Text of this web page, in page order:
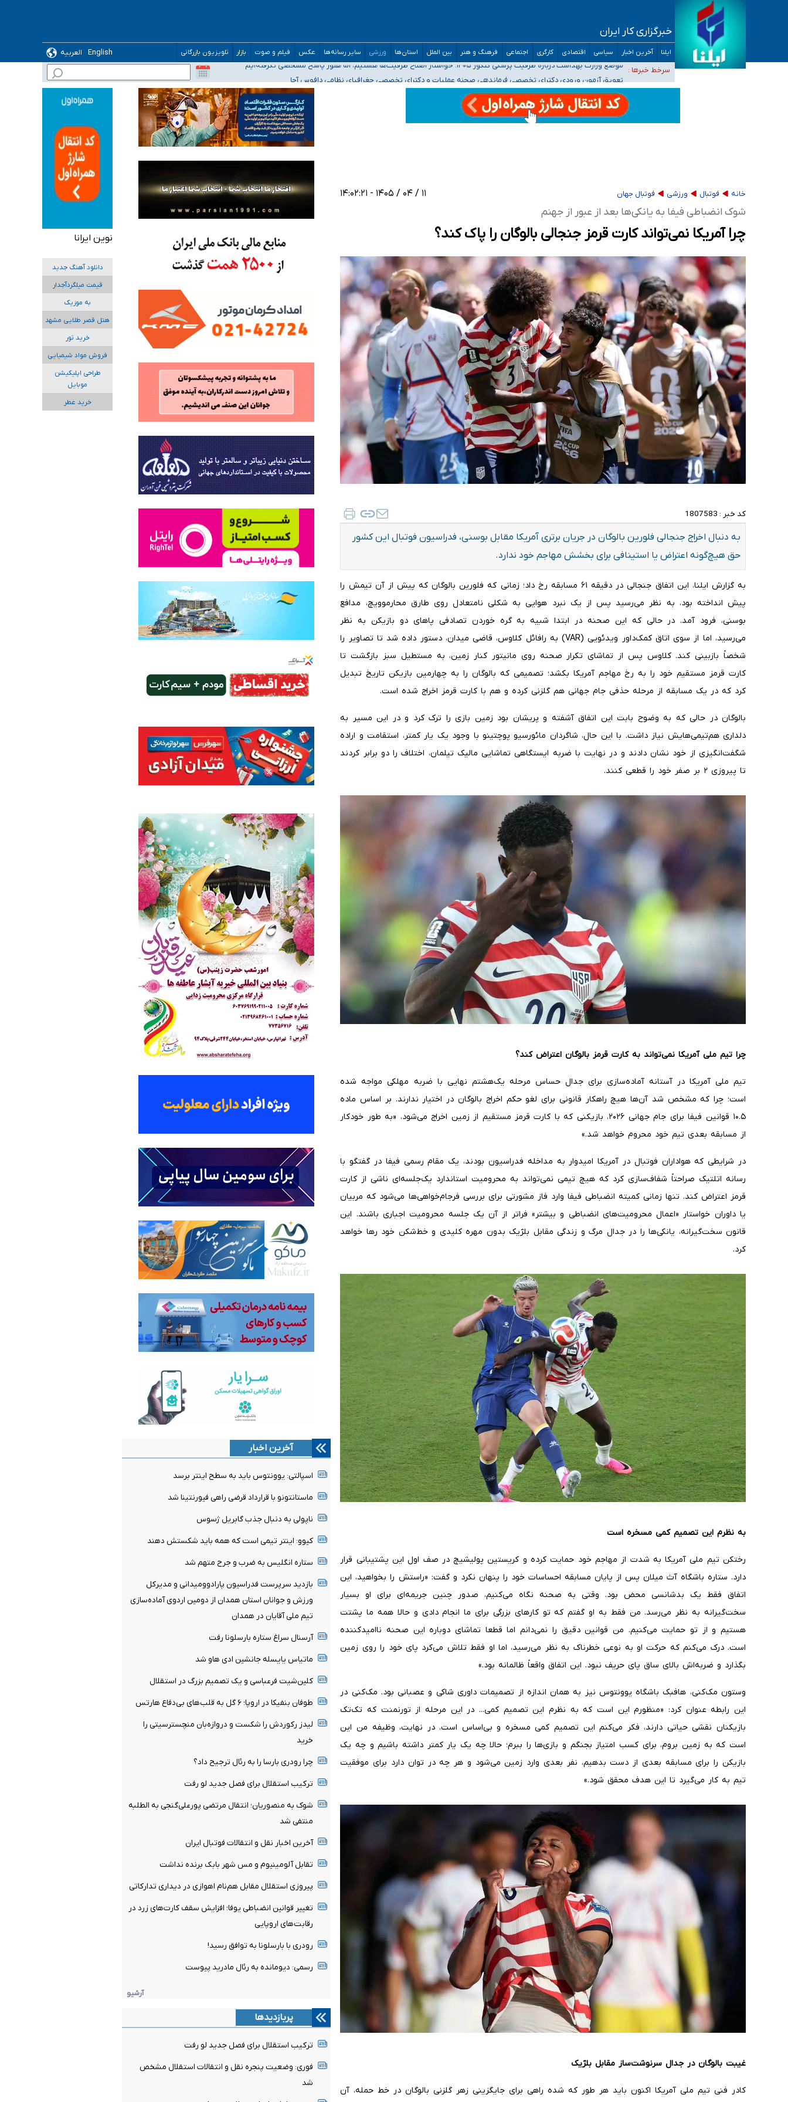
خبرگزاری کار ایران
ایلنا آخرین اخبار سیاسی اقتصادی کارگری اجتماعی فرهنگ و هنر بین الملل استان‌ها ورزشی سایر رسانه‌ها عکس فیلم و صوت بازار تلویزیون بازرگانی English
العربیه
سرخط خبرها :
۴۰ تا ۵۰ روز گرمای نسبی در پیش داریم/ دمای تهران به ۳۸ درجه می‌رسد
موضع وزارت بهداشت درباره ظرفیت پزشکی کنکور ۱۴۰۵: خواستار اصلاح ظرفیت‌ها هستیم، اما هنوز پاسخ مشخصی نگرفته‌ایم
تعویق آزمون ورودی دکترای تخصصی فرماندهی صحنه عملیات و دکترای تخصصی جغرافیای نظامی دافوس آجا
خبرنگاران راویان حقیقت با دغدغه نان، مسکن و بیمه
آخرین وضعیت شیوع عفونت‌های تنفسی در کشور/ خوزستان و کرمان بالاتر از آستانه هشدار
خانه فوتبال ورزشی فوتبال جهان ۱۱ / ۰۴ / ۱۴۰۵ - ۱۴:۰۲:۲۱
شوک انضباطی فیفا به یانکی‌ها بعد از عبور از جهنم
چرا آمریکا نمی‌تواند کارت قرمز جنجالی بالوگان را پاک کند؟
کد خبر : 1807583
به دنبال اخراج جنجالی فلورین بالوگان در جریان برتری آمریکا مقابل بوسنی، فدراسیون فوتبال این کشور
حق هیچ‌گونه اعتراض یا استینافی برای بخشش مهاجم خود ندارد.
به گزارش ایلنا، این اتفاق جنجالی در دقیقه ۶۱ مسابقه رخ داد؛ زمانی که فلورین بالوگان که پیش از آن تیمش را
پیش انداخته بود، به نظر می‌رسید پس از یک نبرد هوایی به شکلی نامتعادل روی طارق محارموویچ، مدافع
بوسنی، فرود آمد. در حالی که این صحنه در ابتدا شبیه به گره خوردن تصادفی پاهای دو بازیکن به نظر
می‌رسید، اما از سوی اتاق کمک‌داور ویدئویی (VAR) به رافائل کلاوس، قاضی میدان، دستور داده شد تا تصاویر را
شخصاً بازبینی کند. کلاوس پس از تماشای تکرار صحنه روی مانیتور کنار زمین، به مستطیل سبز بازگشت تا
کارت قرمز مستقیم خود را به رخ مهاجم آمریکا بکشد؛ تصمیمی که بالوگان را به چهارمین بازیکن تاریخ تبدیل
کرد که در یک مسابقه از مرحله حذفی جام جهانی هم گلزنی کرده و هم با کارت قرمز اخراج شده است.
بالوگان در حالی که به وضوح بابت این اتفاق آشفته و پریشان بود زمین بازی را ترک کرد و در این مسیر به
دلداری هم‌تیمی‌هایش نیاز داشت. با این حال، شاگردان مائورسیو پوچتینو با وجود یک یار کمتر، استقامت و اراده
شگفت‌انگیزی از خود نشان دادند و در نهایت با ضربه ایستگاهی تماشایی مالیک تیلمان، اختلاف را دو برابر کردند
تا پیروزی ۲ بر صفر خود را قطعی کنند.
چرا تیم ملی آمریکا نمی‌تواند به کارت قرمز بالوگان اعتراض کند؟
تیم ملی آمریکا در آستانه آماده‌سازی برای جدال حساس مرحله یک‌هشتم نهایی با ضربه مهلکی مواجه شده
است؛ چرا که مشخص شد آن‌ها هیچ راهکار قانونی برای لغو حکم اخراج بالوگان در اختیار ندارند. بر اساس ماده
۱۰.۵ قوانین فیفا برای جام جهانی ۲۰۲۶، بازیکنی که با کارت قرمز مستقیم از زمین اخراج می‌شود، «به طور خودکار
از مسابقه بعدی تیم خود محروم خواهد شد.»
در شرایطی که هواداران فوتبال در آمریکا امیدوار به مداخله فدراسیون بودند، یک مقام رسمی فیفا در گفتگو با
رسانه اتلتیک صراحتاً شفاف‌سازی کرد که هیچ تیمی نمی‌تواند به محرومیت استاندارد یک‌جلسه‌ای ناشی از کارت
قرمز اعتراض کند. تنها زمانی کمیته انضباطی فیفا وارد فاز مشورتی برای بررسی فرجام‌خواهی‌ها می‌شود که مربیان
یا داوران خواستار «اعمال محرومیت‌های انضباطی و بیشتر» فراتر از آن یک جلسه محرومیت اجباری باشند. این
قانون سخت‌گیرانه، یانکی‌ها را در جدال مرگ و زندگی مقابل بلژیک بدون مهره کلیدی و خط‌شکن خود رها خواهد
کرد.
به نظرم این تصمیم کمی مسخره است
رختکن تیم ملی آمریکا به شدت از مهاجم خود حمایت کرده و کریستین پولیشیچ در صف اول این پشتیبانی قرار
دارد. ستاره باشگاه آث میلان پس از پایان مسابقه احساسات خود را پنهان نکرد و گفت: «راستش را بخواهید، این
اتفاق فقط یک بدشانسی محض بود. وقتی به صحنه نگاه می‌کنیم، صدور چنین جریمه‌ای برای او بسیار
سخت‌گیرانه به نظر می‌رسد. من فقط به او گفتم که تو کارهای بزرگی برای ما انجام دادی و حالا همه ما پشتت
هستیم و از تو حمایت می‌کنیم. من قوانین دقیق را نمی‌دانم اما قطعا تماشای دوباره این صحنه ناامیدکننده
است. درک می‌کنم که حرکت او به نوعی خطرناک به نظر می‌رسید، اما او فقط تلاش می‌کرد پای خود را روی زمین
بگذارد و ضربه‌اش بالای ساق پای حریف نبود. این اتفاق واقعاً ظالمانه بود.»
وستون مک‌کنی، هافبک باشگاه یوونتوس نیز به همان اندازه از تصمیمات داوری شاکی و عصبانی بود. مک‌کنی در
این رابطه عنوان کرد: «منظورم این است که به نظرم این تصمیم کمی... در این مرحله از تورنمنت که تک‌تک
بازیکنان نقشی حیاتی دارند، فکر می‌کنم این تصمیم کمی مسخره و بی‌اساس است. در نهایت، وظیفه من این
است که به زمین بروم، برای کسب امتیاز بجنگم و بازی‌ها را ببرم؛ حالا چه یک یار کمتر داشته باشیم و چه یک
بازیکن را برای مسابقه بعدی از دست بدهیم، نفر بعدی وارد زمین می‌شود و هر چه در توان دارد برای موفقیت
تیم به کار می‌گیرد تا این هدف محقق شود.»
غیبت بالوگان در جدال سرنوشت‌ساز مقابل بلژیک
کادر فنی تیم ملی آمریکا اکنون باید هر طور که شده راهی برای جایگزینی زهر گلزنی بالوگان در خط حمله، آن
آخرین اخبار
اسپالتی: یوونتوس باید به سطح اینتر برسد
ماستانتونو با قرارداد قرضی راهی فیورنتینا شد
ناپولی به دنبال جذب گابریل ژسوس
کیوو: اینتر تیمی است که همه باید شکستش دهند
ستاره انگلیس به ضرب و جرح متهم شد
بازدید سرپرست فدراسیون پارادوومیدانی و مدیرکل
ورزش و جوانان استان همدان از دومین اردوی آماده‌سازی
تیم ملی آقایان در همدان
آرسنال سراغ ستاره بارسلونا رفت
ماتیاس یایسله جانشین ادی هاو شد
کلین‌شیت فرعباسی و یک تصمیم بزرگ در استقلال
طوفان بنفیکا در اروپا؛ ۶ گل به قلب‌های بی‌دفاع هارتس
لیدز رکوردش را شکست و دروازه‌بان منچسترسیتی را
خرید
چرا رودری بارسا را به رئال ترجیح داد؟
ترکیب استقلال برای فصل جدید لو رفت
شوک به منصوریان؛ انتقال مرتضی پورعلی‌گنجی به الطلبه
منتفی شد
آخرین اخبار نقل و انتقالات فوتبال ایران
تقابل آلومینیوم و مس شهر بابک برنده نداشت
پیروزی استقلال مقابل هم‌نام اهوازی در دیداری تدارکاتی
تغییر قوانین انضباطی یوفا؛ افزایش سقف کارت‌های زرد در
رقابت‌های اروپایی
رودری با بارسلونا به توافق رسید!
رسمی: دیومانده به رئال مادرید پیوست
آرشیو
پربازدیدها
ترکیب استقلال برای فصل جدید لو رفت
فوری: وضعیت پنجره نقل و انتقالات استقلال مشخص
شد
نوین ایرانا
دانلود آهنگ جدید
قیمت میلگردآجدار
به موزیک
هتل قصر طلایی مشهد
خرید تور
فروش مواد شیمیایی
طراحی اپلیکیشن
موبایل
خرید عطر